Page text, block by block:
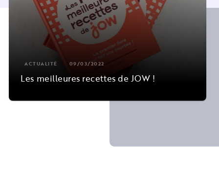
ACTUALITÉ 09/03/2022
Les meilleures recettes de JOW !